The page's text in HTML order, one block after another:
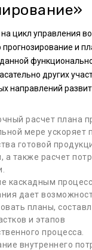
цикл управления
прогнозирование и
других
направлений
расчет плана
мере ускоряет
готовой
а также расчет
каскадным
дает
планы,
и этапов
процесса.
внутреннего